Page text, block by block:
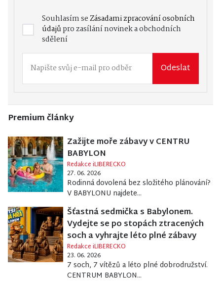
Souhlasím seZásadami zpracování osobních
údajůpro zasílání novinek a obchodních
sdělení
Odeslat
Premium články
Zažijte moře zábavy v CENTRU
BABYLON
Redakce iLIBERECKO
27. 06. 2026
Rodinná dovolená bez složitého plánování?
V BABYLONU najdete...
Šťastná sedmička s Babylonem.
Vydejte se po stopách ztracených
soch a vyhrajte léto plné zábavy
Redakce iLIBERECKO
23. 06. 2026
7 soch, 7 vítězů a léto plné dobrodružství.
CENTRUM BABYLON...